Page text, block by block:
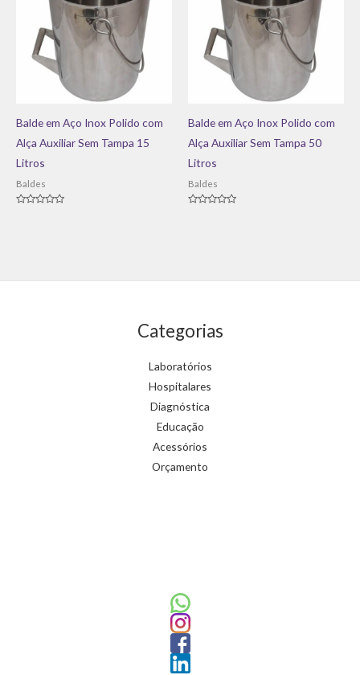
Balde em Aço Inox Polido com
Alça Auxiliar Sem Tampa 15
Litros
Baldes
Balde em Aço Inox Polido com
Alça Auxiliar Sem Tampa 50
Litros
Baldes
Categorias
Laboratórios
Hospitalares
Diagnóstica
Educação
Acessórios
Orçamento